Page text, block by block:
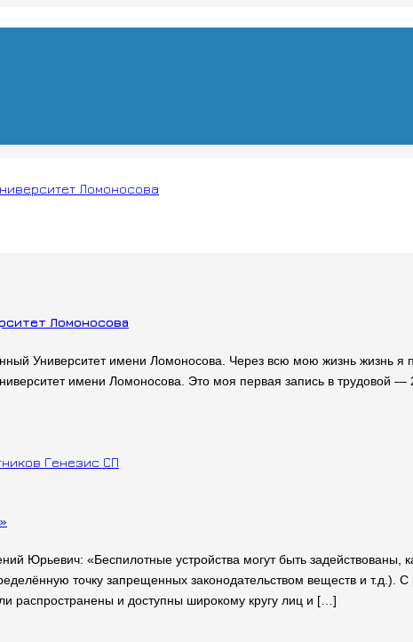
Ломоносова
Ломоносова
Университет имени Ломоносова. Через всю мою жизнь жизнь я
имени Ломоносова. Это моя первая запись в трудовой —
Юрьевич: «Беспилотные устройства могут быть
точку запрещенных законодательством веществ и
распространены и доступны широкому кругу лиц и […]